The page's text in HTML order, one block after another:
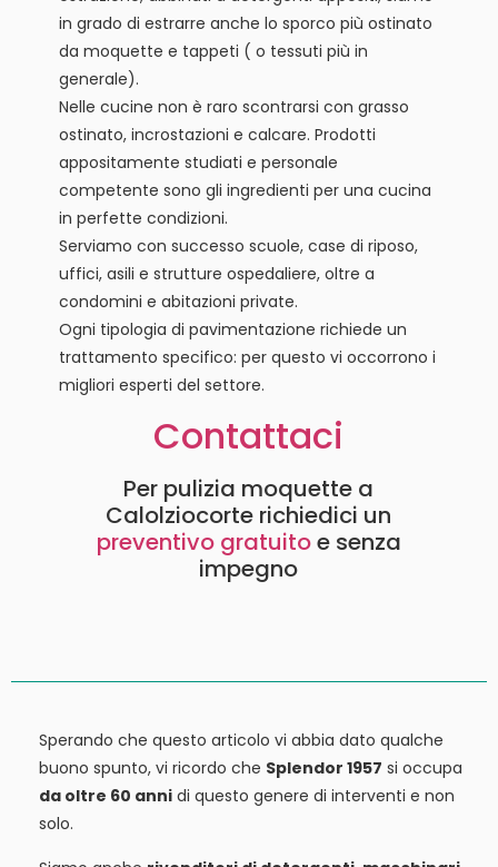
in grado di estrarre anche lo sporco più ostinato
da moquette e tappeti ( o tessuti più in
generale).
Nelle cucine non è raro scontrarsi con grasso
ostinato, incrostazioni e calcare. Prodotti
appositamente studiati e personale
competente sono gli ingredienti per una cucina
in perfette condizioni.
Serviamo con successo scuole, case di riposo,
uffici, asili e strutture ospedaliere, oltre a
condomini e abitazioni private.
Ogni tipologia di pavimentazione richiede un
trattamento specifico: per questo vi occorrono i
migliori esperti del settore.
Contattaci
Per pulizia moquette a
Calolziocorte richiedici un
preventivo gratuitoe senza
impegno
Sperando che questo articolo vi abbia dato qualche
buono spunto, vi ricordo che Splendor 1957 si occupa
da oltre 60 anni di questo genere di interventi e non
solo.